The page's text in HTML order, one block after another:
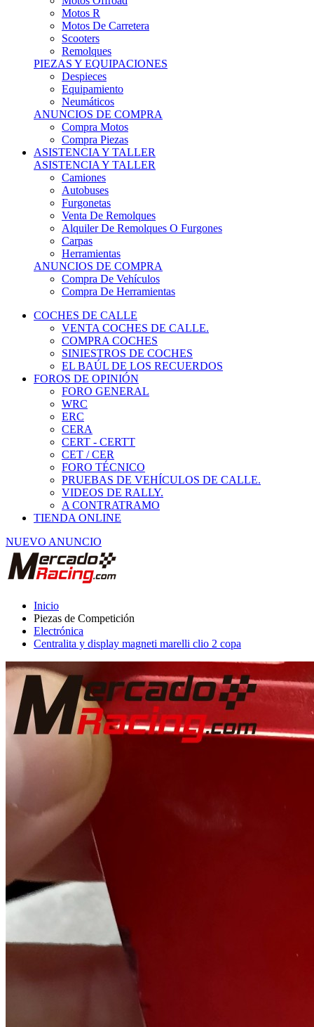
Motos R
Motos De Carretera
Scooters
Remolques
PIEZAS Y EQUIPACIONES
Despieces
Equipamiento
Neumáticos
ANUNCIOS DE COMPRA
Compra Motos
Compra Piezas
ASISTENCIA Y TALLER
ASISTENCIA Y TALLER
Camiones
Autobuses
Furgonetas
Venta De Remolques
Alquiler De Remolques O Furgones
Carpas
Herramientas
ANUNCIOS DE COMPRA
Compra De Vehículos
Compra De Herramientas
COCHES DE CALLE
VENTA COCHES DE CALLE.
COMPRA COCHES
SINIESTROS DE COCHES
EL BAÚL DE LOS RECUERDOS
FOROS DE OPINIÓN
FORO GENERAL
WRC
ERC
CERA
CERT - CERTT
CET / CER
FORO TÉCNICO
PRUEBAS DE VEHÍCULOS DE CALLE.
VIDEOS DE RALLY.
A CONTRATRAMO
TIENDA ONLINE
NUEVO ANUNCIO
Inicio
Piezas de Competición
Electrónica
Centralita y display magneti marelli clio 2 copa